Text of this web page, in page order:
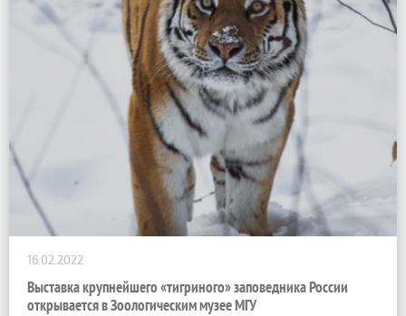
16.02.2022
Выставка крупнейшего «тигриного» заповедника России
открывается в Зоологическим музее МГУ